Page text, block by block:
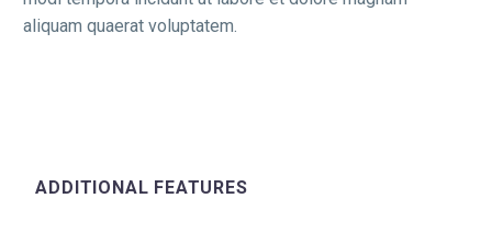
aliquam quaerat voluptatem.
ADDITIONAL FEATURES